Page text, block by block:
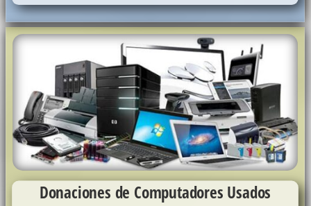
Donaciones de Computadores Usados